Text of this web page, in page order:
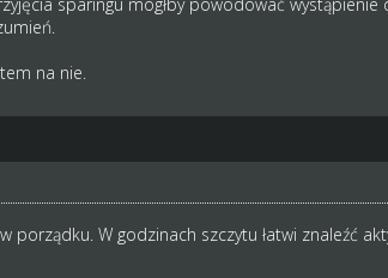
na nie.
porządku. W godzinach szczytu łatwi znaleźć